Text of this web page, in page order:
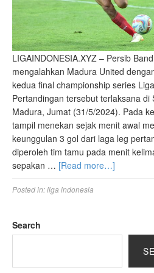
LIGAINDONESIA.XYZ – Persib
mengalahkan Madura United
kedua final championship series
Pertandingan tersebut terlaksana di
Madura, Jumat (31/5/2024). Pada
tampil menekan sejak menit awal
keunggulan 3 gol dari laga leg
diperoleh tim tamu pada menit
sepakan … [Read more…]
Posted in:liga indonesia
Search